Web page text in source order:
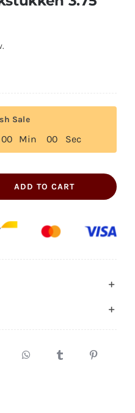
Sale
00 Min 00 Sec
ADD TO CART